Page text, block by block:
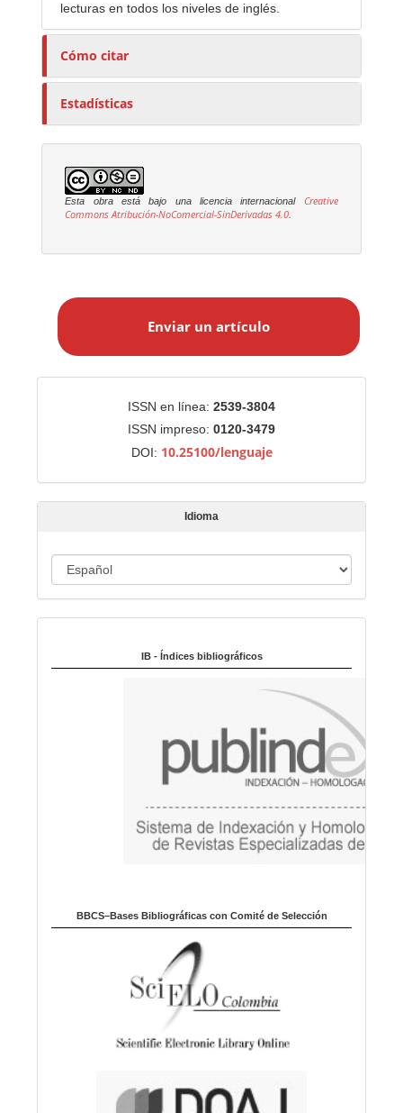
lecturas en todos los niveles de inglés.
Cómo citar
Estadísticas
Esta obra está bajo una licencia internacional
Creative
Commons Atribución-NoComercial-SinDerivadas 4.0
a
r
t
Enviar un artículo
ISSN en línea: 2539-3804
ISSN impreso: 0120-3479
DOI: 10.25100/lenguaje
Idioma
d
m
IB - Índices bibliográficos
BBCS–Bases Bibliográficas con Comité de Selección